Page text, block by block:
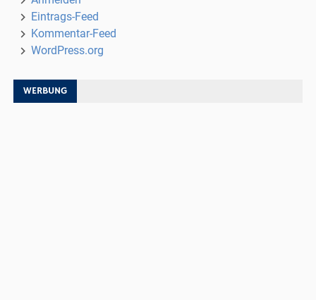
Eintrags-Feed
Kommentar-Feed
WordPress.org
WERBUNG